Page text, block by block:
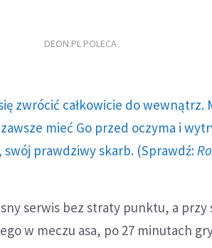
DEON.PL POLECA
zwrócić całkowicie do wewnątrz.
mieć Go przed oczyma i
swój prawdziwy skarb. (Sprawdź:
serwis bez straty punktu, a przy
w meczu asa, po 27 minutach